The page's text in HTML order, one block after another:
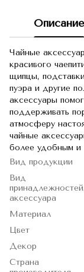
Описание
Чайные
красивого
щипцы,
пуэра и другие
аксессуары
поддерживать
атмосферу
чайные
более удобным и
Вид продукции
Вид
аксессуара
Материал
Цвет
Декор
Страна